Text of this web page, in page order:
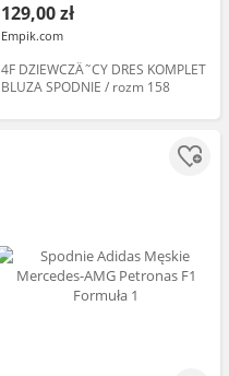
129,00 zł
Empik.com
4F DZIEWCZÄ˜CY DRES KOMPLET
BLUZA SPODNIE / rozm 158